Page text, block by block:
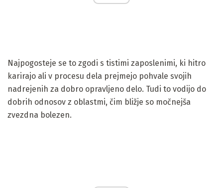
Najpogosteje se to zgodi s tistimi zaposlenimi, ki hitro
karirajo ali v procesu dela prejmejo pohvale svojih
nadrejenih za dobro opravljeno delo. Tudi to vodijo do
dobrih odnosov z oblastmi, čim bližje so močnejša
zvezdna bolezen.